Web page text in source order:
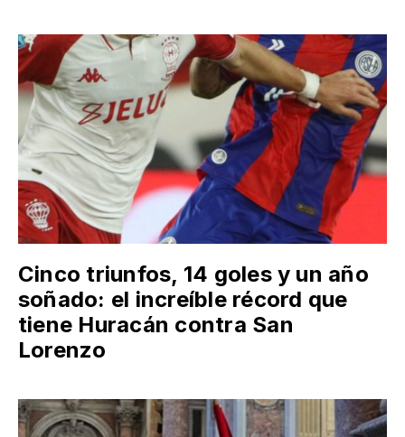
Cinco triunfos, 14 goles y un año
soñado: el increíble récord que
tiene Huracán contra San
Lorenzo